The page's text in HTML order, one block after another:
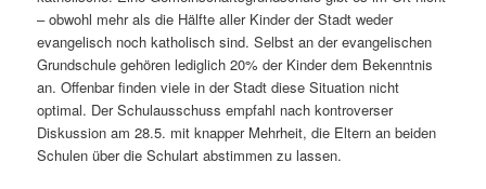
– obwohl mehr als die Hälfte aller Kinder der Stadt weder
evangelisch noch katholisch sind. Selbst an der evangelischen
Grundschule gehören lediglich 20% der Kinder dem Bekenntnis
an. Offenbar finden viele in der Stadt diese Situation nicht
optimal. Der Schulausschuss empfahl nach kontroverser
Diskussion am 28.5. mit knapper Mehrheit, die Eltern an beiden
Schulen über die Schulart abstimmen zu lassen.